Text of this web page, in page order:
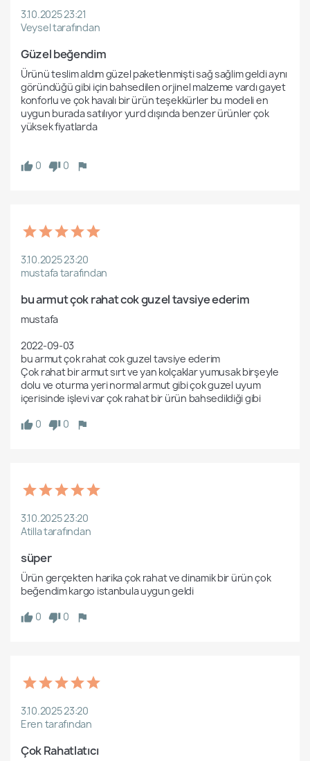
3.10.2025 23:21
Veysel tarafından
Güzel beğendim
Ürünü teslim aldım güzel paketlenmişti sağ sağlim geldi aynı
göründüğü gibi için bahsedilen orjinel malzeme vardı gayet
konforlu ve çok havalı bir ürün teşekkürler bu modeli en
uygun burada satılıyor yurd dışında benzer ürünler çok
yüksek fiyatlarda
0 0
3.10.2025 23:20
mustafa tarafından
bu armut çok rahat cok guzel tavsiye ederim
mustafa
2022-09-03
bu armut çok rahat cok guzel tavsiye ederim
Çok rahat bir armut sırt ve yan kolçaklar yumusak birşeyle
dolu ve oturma yeri normal armut gibi çok guzel uyum
içerisinde işlevi var çok rahat bir ürün bahsedildiği gibi
0
0
3.10.2025 23:20
Atilla tarafından
süper
Ürün gerçekten harika çok rahat ve dinamik bir ürün çok
beğendim kargo istanbula uygun geldi
0
0
3.10.2025 23:20
Eren tarafından
Çok Rahatlatıcı